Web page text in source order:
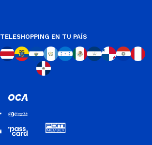
TELESHOPPING EN TU PAÍS